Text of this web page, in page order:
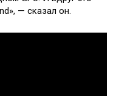
— сказал он.